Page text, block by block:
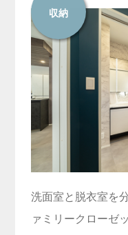
収納
洗面室と脱衣室を
ァミリークローゼ